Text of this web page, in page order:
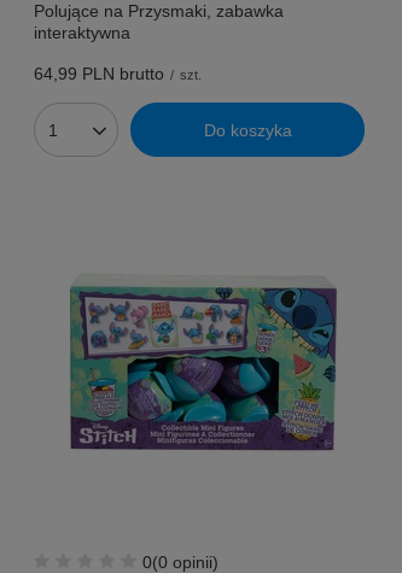
Polujące na Przysmaki, zabawka
interaktywna
64,99 PLN brutto / szt.
Do koszyka
0(0 opinii)